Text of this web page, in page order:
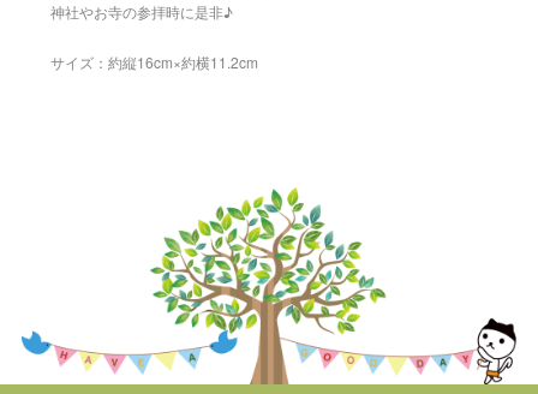
神社やお寺の参拝時に是非♪
サイズ：約縦16cm×約横11.2cm